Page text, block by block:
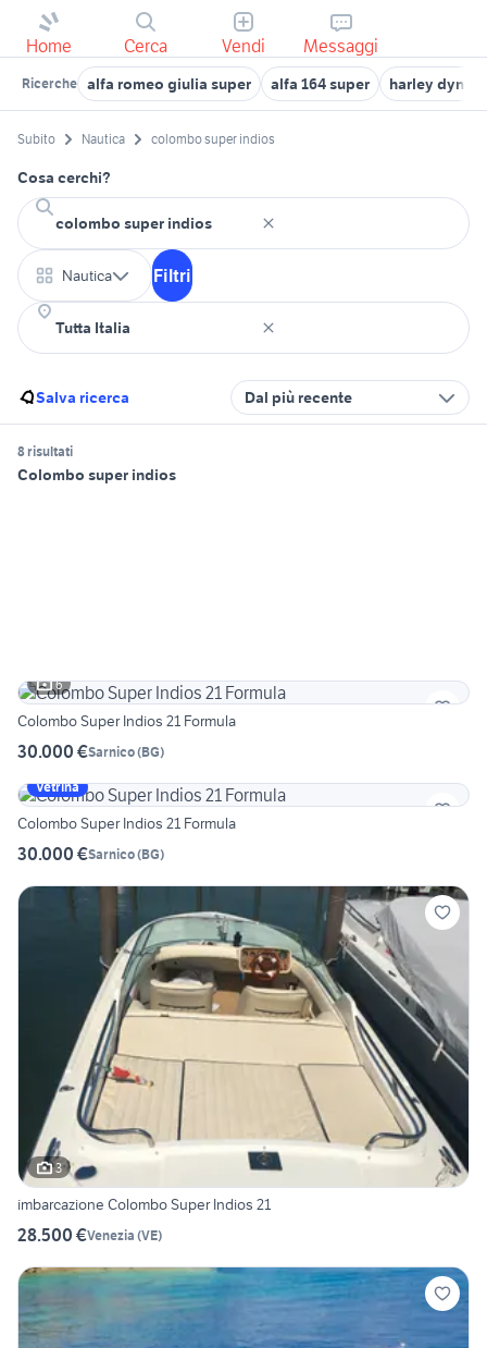
Home Cerca Vendi Messaggi
Ricerche alfa romeo giulia super alfa 164 super harley dyna
Subito Nautica colombo super indios
Cosa cerchi?
Nautica Filtri
Salva ricerca Dal più recente
8 risultati
Colombo super indios
6
Colombo Super Indios 21 Formula
30.000 €Sarnico(BG)
Vetrina
Colombo Super Indios 21 Formula
30.000 €Sarnico(BG)
3
imbarcazione Colombo Super Indios 21
28.500 €Venezia (VE)